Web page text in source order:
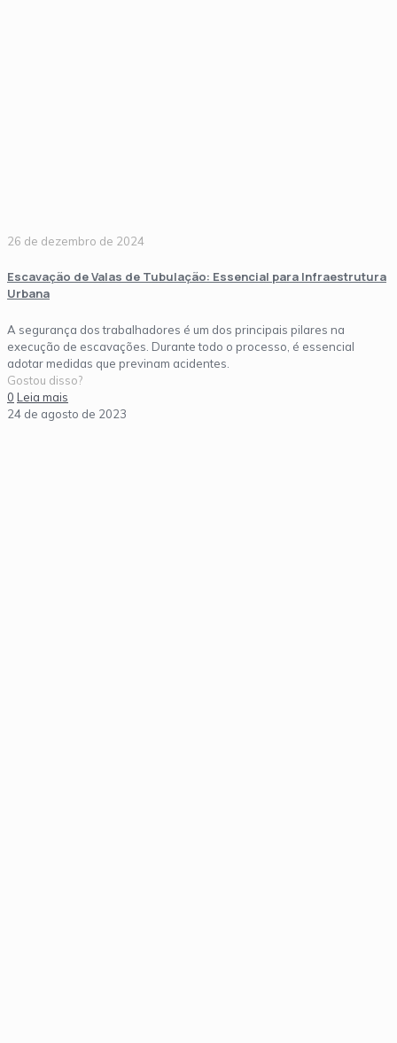
26 de dezembro de 2024
Escavação de Valas de Tubulação: Essencial para Infraestrutura
Urbana
A segurança dos trabalhadores é um dos principais pilares na
execução de escavações. Durante todo o processo, é essencial
adotar medidas que previnam acidentes.
Gostou disso?
0 Leia mais
24 de agosto de 2023